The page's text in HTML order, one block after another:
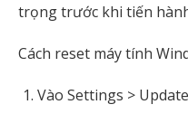
trọng trước khi tiến
Cách reset máy tính
Vào Settings >